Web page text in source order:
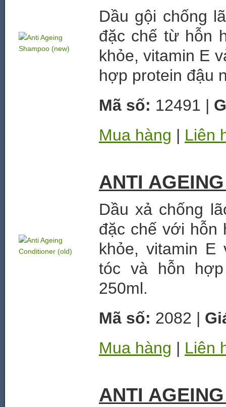
Dầu gội chống
đặc chế từ hỗn
khỏe, vitamin E
hợp protein đậu
Mã số: 12491 |
Mua hàng | Liên
ANTI
Dầu xả chống
đặc chế với hỗn
khỏe, vitamin E
tóc và hỗn
250ml.
Mã số: 2082 |
Mua hàng | Liên
ANTI